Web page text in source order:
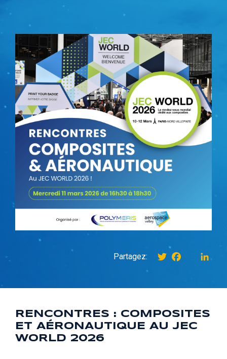
Partagez: TwitterFacebook
RENCONTRES : COMPOSITES
ET AÉRONAUTIQUE AU JEC
WORLD 2026